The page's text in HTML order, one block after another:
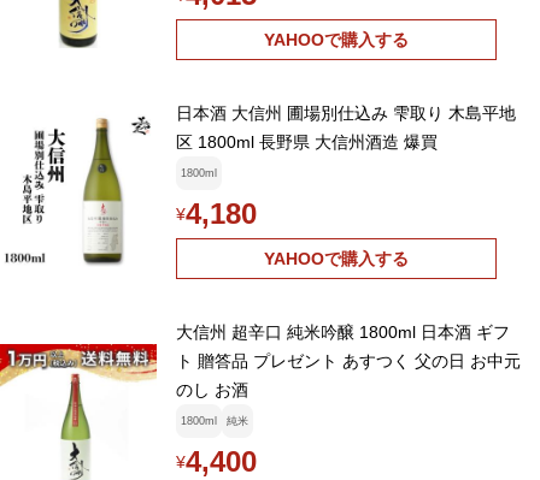
YAHOOで購入する
日本酒 大信州 圃場別仕込み 雫取り 木島平地
区 1800ml 長野県 大信州酒造 爆買
1800ml
¥4,180
YAHOOで購入する
大信州 超辛口 純米吟醸 1800ml 日本酒 ギフ
ト 贈答品 プレゼント あすつく 父の日 お中元
のし お酒
1800ml 純米
¥4,400